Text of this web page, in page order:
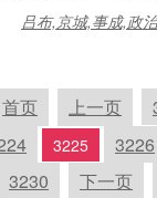
吕布,京城,事成,政
首页 上一页
3225 3226
3230 下一页